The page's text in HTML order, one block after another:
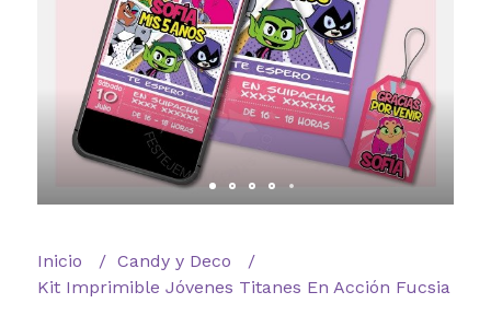
Inicio
Candy y Deco
Kit Imprimible Jóvenes Titanes En Acción Fucsia